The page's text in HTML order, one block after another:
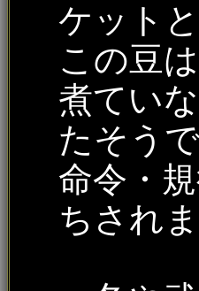
ケット
この豆
煮てい
たそうで
命令・
ちされま